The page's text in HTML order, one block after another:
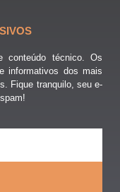
conteúdo técnico. Os
informativos dos mais
Fique tranquilo, seu e-